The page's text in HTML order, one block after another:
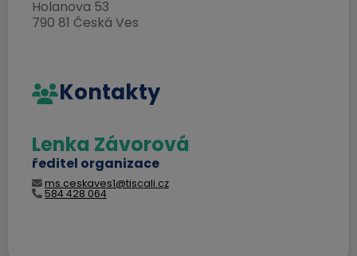
Holanova 53
790 81 Česká Ves
Kontakty
Lenka Závorová
ředitel organizace
ms.ceskaves1@tiscali.cz
584 428 064